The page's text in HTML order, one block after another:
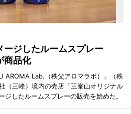
ージしたルームスプレー
商品化
AROMA Lab.（秩父アロマラボ）」（秩
（三峰）境内の売店「三峯山オリジナル
ジしたルームスプレーの販売を始めた。